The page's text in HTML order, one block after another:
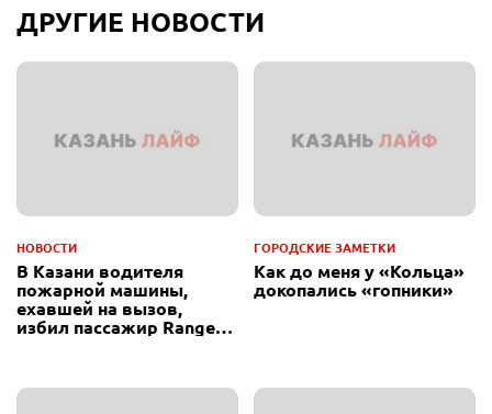
ДРУГИЕ НОВОСТИ
НОВОСТИ
В Казани водителя
пожарной машины,
ехавшей на вызов,
избил пассажир Range
ГОРОДСКИЕ ЗАМЕТКИ
Как до меня у «Кольца»
докопались «гопники»